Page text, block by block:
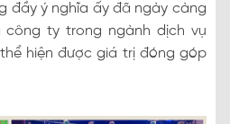
đầy ý nghĩa ấy đã ngày càng
công ty trong ngành dịch vụ
hiện được giá trị đóng góp